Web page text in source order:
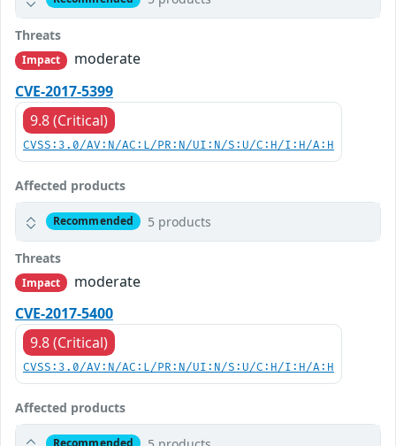
Threats
Impact
moderate
CVE-2017-5399
9.8 (Critical)
CVSS:3.0/AV:N/AC:L/PR:N/UI:N/S:U/C:H/I:H/A:H
Affected products
Recommended 5 products
Threats
Impact
moderate
CVE-2017-5400
9.8 (Critical)
CVSS:3.0/AV:N/AC:L/PR:N/UI:N/S:U/C:H/I:H/A:H
Affected products